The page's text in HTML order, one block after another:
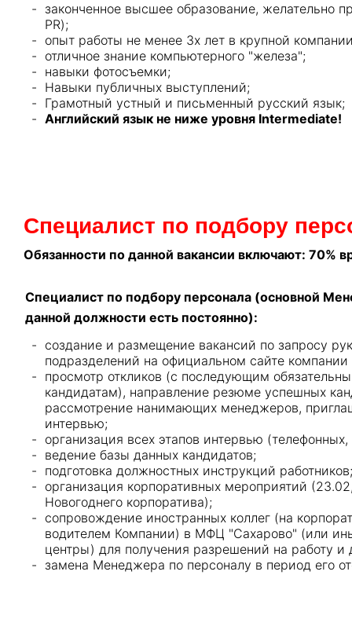
законченное высшее образование, желательно
PR);
опыт работы не менее 3х лет в крупной
отличное знание компьютерного "железа";
навыки фотосъемки;
Навыки публичных выступлений;
Грамотный устный и письменный русский язык;
Английский язык не ниже уровня Intermediate!
Специалист по подбору
Обязанности по данной вакансии включают:
Специалист по подбору персонала (основной
данной должности есть постоянно):
создание и размещение вакансий по запросу
подразделений на официальном сайте
просмотр откликов (с последующим
кандидатам), направление резюме успешных
рассмотрение нанимающих менеджеров,
интервью;
организация всех этапов интервью
ведение базы данных кандидатов;
подготовка должностных инструкций работников;
организация корпоративных мероприятий
Новогоднего корпоратива);
сопровождение иностранных коллег (на
водителем Компании) в МФЦ "Сахарово" (или
центры) для получения разрешений на работу и
замена Менеджера по персоналу в период его